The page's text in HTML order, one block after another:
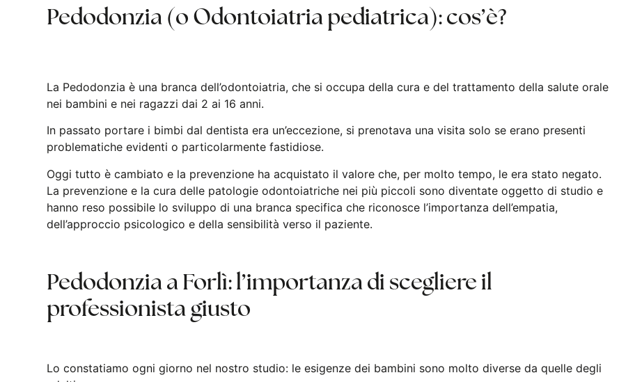
Pedodonzia (o Odontoiatria pediatrica): cos’è?
La Pedodonzia è una branca dell’odontoiatria, che si occupa della cura e del trattamento della salute orale
nei bambini e nei ragazzi dai 2 ai 16 anni.
In passato portare i bimbi dal dentista era un’eccezione, si prenotava una visita solo se erano presenti
problematiche evidenti o particolarmente fastidiose.
Oggi tutto è cambiato e la prevenzione ha acquistato il valore che, per molto tempo, le era stato negato.
La prevenzione e la cura delle patologie odontoiatriche nei più piccoli sono diventate oggetto di studio e
hanno reso possibile lo sviluppo di una branca specifica che riconosce l’importanza dell’empatia,
dell’approccio psicologico e della sensibilità verso il paziente.
Pedodonzia a Forlì: l’importanza di scegliere il
professionista giusto
Lo constatiamo ogni giorno nel nostro studio: le esigenze dei bambini sono molto diverse da quelle degli